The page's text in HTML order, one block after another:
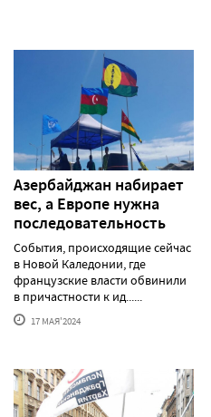
Азербайджан набирает
вес, а Европе нужна
последовательность
События, происходящие сейчас
в Новой Каледонии, где
французские власти обвинили
в причастности к ид......
17 МАЯ'2024